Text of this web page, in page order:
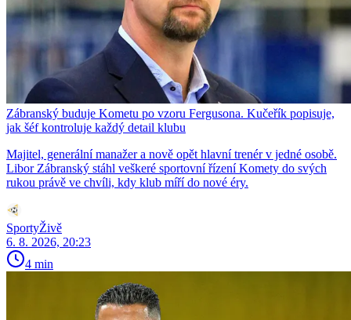
Zábranský buduje Kometu po vzoru Fergusona. Kučeřík popisuje,
jak šéf kontroluje každý detail klubu
Majitel, generální manažer a nově opět hlavní trenér v jedné osobě.
Libor Zábranský stáhl veškeré sportovní řízení Komety do svých
rukou právě ve chvíli, kdy klub míří do nové éry.
SportyŽivě
6. 8. 2026, 20:23
4 min